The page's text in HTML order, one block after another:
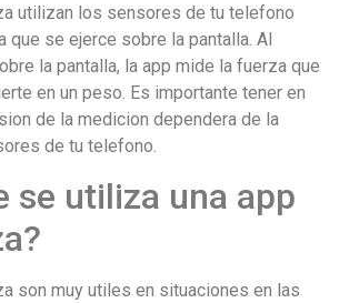
utilizan los sensores de tu telefono
que se ejerce sobre la pantalla. Al
la pantalla, la app mide la fuerza que
en un peso. Es importante tener en
de la medicion dependera de la
de tu telefono.
se utiliza una app
son muy utiles en situaciones en las